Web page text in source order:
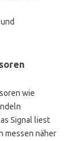
wie
Signal liest
messen näher